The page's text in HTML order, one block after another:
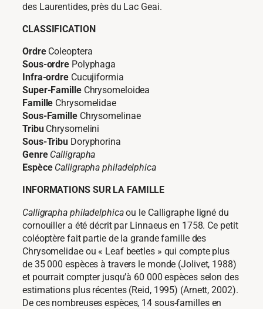
des Laurentides, près du Lac Geai.
CLASSIFICATION
OrdreColeoptera
Sous-ordre Polyphaga
Infra-ordreCucujiformia
Super-FamilleChrysomeloidea
Famille Chrysomelidae
Sous-FamilleChrysomelinae
TribuChrysomelini
Sous-Tribu Doryphorina
Genre Calligrapha
Espèce Calligrapha philadelphica
INFORMATIONS SUR LA FAMILLE
Calligrapha philadelphicaou le Calligraphe ligné du
cornouiller a été décrit par Linnaeus en 1758. Ce petit
coléoptère fait partie de la grande famille des
Chrysomelidae ou « Leaf beetles » qui compte plus
de 35 000 espèces à travers le monde (Jolivet, 1988)
et pourrait compter jusqu’à 60 000 espèces selon des
estimations plus récentes (Reid, 1995) (Arnett, 2002).
De ces nombreuses espèces, 14 sous-familles en